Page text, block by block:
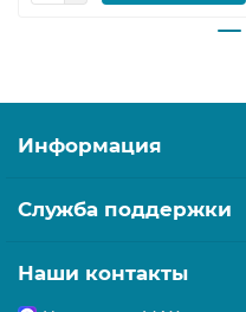
Информация
Служба поддержки
Наши контакты